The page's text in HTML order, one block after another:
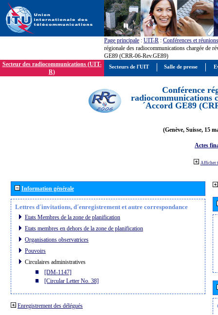
Page principale : UIT-R : Conférences et réunions
régionale des radiocommunications chargée de
GE89 (CRR-06-Rev.GE89)
Secteur des radiocommunications (UIT-
R)
Conférence
radiocommunications
´Accord GE89
(Genève, Suisse, 15
Actes
Afficher
Information générale
Lettres d´invitations, d´enregistrement et autre correspondance
Etats Membres de la zone de planification
Etats membres en dehors de la zone de planification
Organisations observatrices
Pouvoirs
Circulaires administratives
[DM-1147]
[Circular Letter No. 38]
Enregistrement des délégués
Secteurs de l'UIT Salle de presse